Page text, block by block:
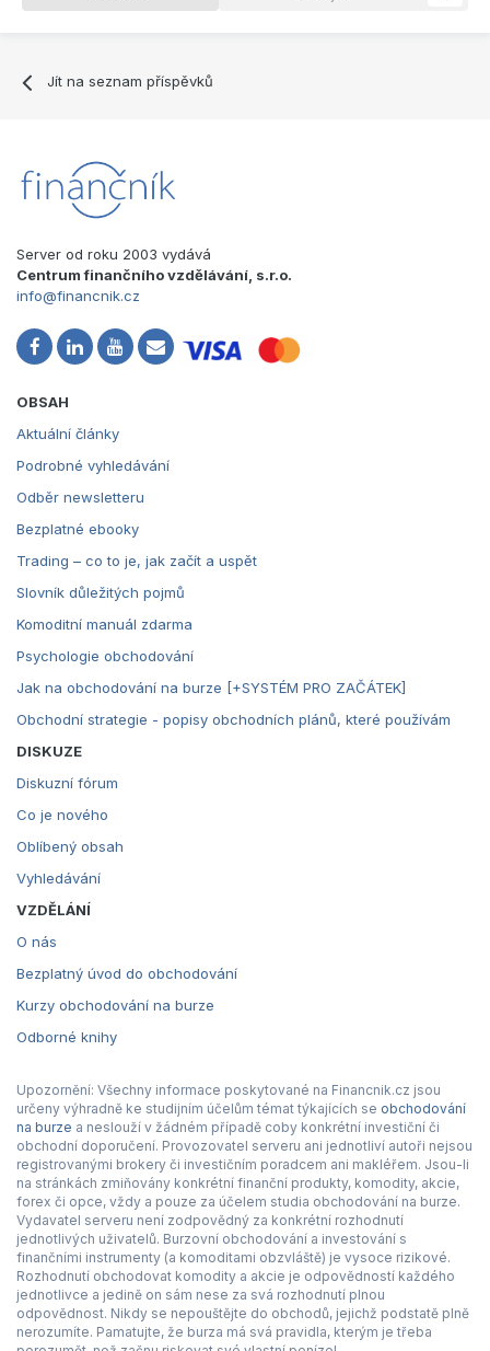
Jít na seznam příspěvků
Server od roku 2003 vydává
Centrum finančního vzdělávání, s.r.o.
info@financnik.cz
OBSAH
Aktuální články
Podrobné vyhledávání
Odběr newsletteru
Bezplatné ebooky
Trading – co to je, jak začít a uspět
Slovník důležitých pojmů
Komoditní manuál zdarma
Psychologie obchodování
Jak na obchodování na burze [+SYSTÉM PRO ZAČÁTEK]
Obchodní strategie - popisy obchodních plánů, které používám
DISKUZE
Diskuzní fórum
Co je nového
Oblíbený obsah
Vyhledávání
VZDĚLÁNÍ
O nás
Bezplatný úvod do obchodování
Kurzy obchodování na burze
Odborné knihy
Upozornění: Všechny informace poskytované na Financnik.cz jsou
určeny výhradně ke studijním účelům témat týkajících se obchodování
na burze a neslouží v žádném případě coby konkrétní investiční či
obchodní doporučení. Provozovatel serveru ani jednotliví autoři nejsou
registrovanými brokery či investičním poradcem ani makléřem. Jsou-li
na stránkách zmiňovány konkrétní finanční produkty, komodity, akcie,
forex či opce, vždy a pouze za účelem studia obchodování na burze.
Vydavatel serveru není zodpovědný za konkrétní rozhodnutí
jednotlivých uživatelů. Burzovní obchodování a investování s
finančními instrumenty (a komoditami obzvláště) je vysoce rizikové.
Rozhodnutí obchodovat komodity a akcie je odpovědností každého
jednotlivce a jedině on sám nese za svá rozhodnutí plnou
odpovědnost. Nikdy se nepouštějte do obchodů, jejichž podstatě plně
nerozumíte. Pamatujte, že burza má svá pravidla, kterým je třeba